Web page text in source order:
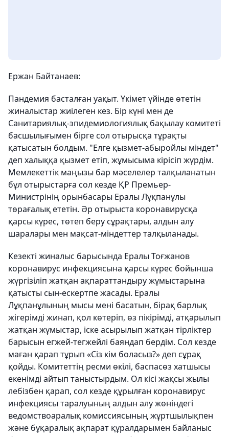
Ержан Байтанаев:
Пандемия басталған уақыт. Үкімет үйінде өтетін
жиналыстар жиілеген кез. Бір күні мен де
Санитариялық-эпидемиологиялық бақылау комитеті
басшылығымен бірге сол отырысқа тұрақты
қатысатын болдым. "Елге қызмет-абыройлы міндет"
деп халыққа қызмет етіп, жұмысыма кірісіп жүрдім.
Мемлекеттік маңызы бар мәселелер талқыланатын
бұл отырыстарға сол кезде ҚР Премьер-
Министрінің орынбасары Ералы Лұқпанұлы
төрағалық ететін. Әр отырыста коронавирусқа
қарсы күрес, төтеп беру сұрақтары, алдын алу
шаралары мен мақсат-міндеттер талқыланады.
Кезекті жиналыс барысында Ералы Тоғжанов
коронавирус инфекциясына қарсы күрес бойынша
жүргізіліп жатқан ақпараттандыру жұмыстарына
қатысты сын-ескертпе жасады. Ералы
Лұқпанұлының мысы мені басатын, бірақ барлық
жігерімді жинап, қол көтеріп, өз пікірімді, атқарылып
жатқан жұмыстар, іске асырылып жатқан тірліктер
барысын егжей-тегжейлі баяндап бердім. Сол кезде
маған қарап тұрып «Сіз кім боласыз?» деп сұрақ
қойды. Комитеттің ресми өкілі, баспасөз хатшысы
екенімді айтып таныстырдым. Ол кісі жақсы жылы
лебізбен қарап, сол кезде құрылған коронавирус
инфекциясы таралуының алдын алу жөніндегі
ведомствоаралық комиссиясының жұртшылықпен
және бұқаралық ақпарат құралдарымен байланыс